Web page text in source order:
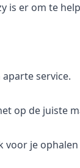
er om te
service.
op de juiste
je